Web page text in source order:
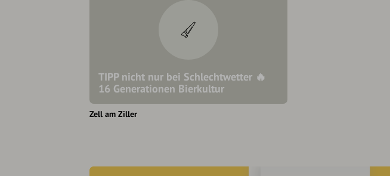
TIPP nicht nur bei Schlechtwetter 🔥
16 Generationen Bierkultur
Zell am Ziller